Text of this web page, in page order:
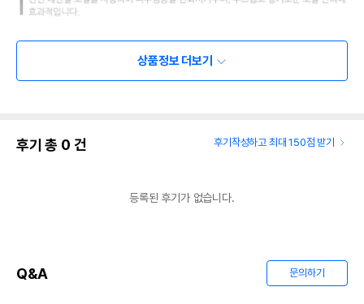
상품정보 더보기
후기 총 0 건 후기작성하고 최대 150점 받기
등록된 후기가 없습니다.
Q&A 문의하기